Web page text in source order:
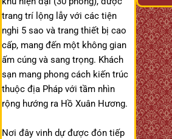
trang trí lộng lẫy với các tiện
nghi 5 sao và trang thiết bị cao
cấp, mang đến một không gian
ấm cúng và sang trọng. Khách
sạn mang phong cách kiến trúc
thuộc địa Pháp với tầm nhìn
rộng hướng ra Hồ Xuân Hương.
Nơi đây vinh dự được đón tiếp